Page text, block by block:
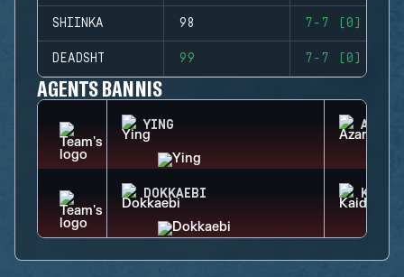
SHIINKA 98 7-7 (0)
DEADSHT 99 7-7 (0)
AGENTS BANNIS
YING AZAMI
DOKKAEBI KAID